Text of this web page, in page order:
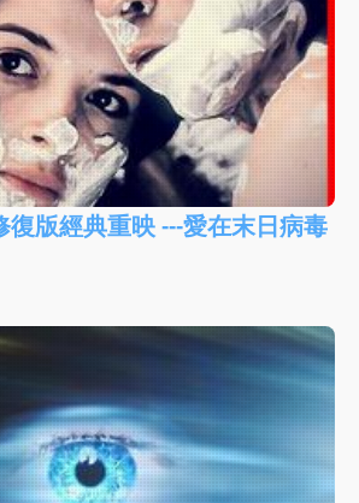
復版經典重映 ---愛在末日病毒